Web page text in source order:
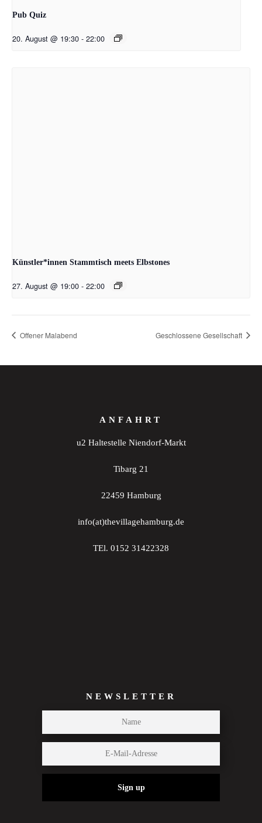
Pub Quiz
20. August @ 19:30 - 22:00
Künstler*innen Stammtisch meets Elbstones
27. August @ 19:00 - 22:00
Offener Malabend Geschlossene Gesellschaft
ANFAHRT
u2 Haltestelle Niendorf-Markt
Tibarg 21
22459 Hamburg
info(at)thevillagehamburg.de
TEl. 0152 31422328
NEWSLETTER
Sign up